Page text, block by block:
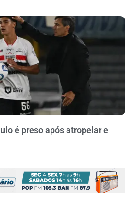
é preso após atropelar e